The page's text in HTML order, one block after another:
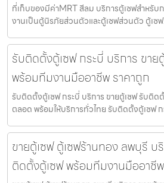
ที่เก็บของมีค่าMRT สีลม บริการตู้เซฟสำหรับก
งานเป็นตู้นิรภัยส่วนตัวและตู้เซฟส่วนตัว ตู้เซ
รับติดตั้งตู้เซฟ กระบี่ บริการ ขา
พร้อมทีมงานมืออาชีพ ราคาถูก
รับติดตั้งตู้เซฟ กระบี่ บริการ ขายตู้เซฟ รับติ
ตลอด พร้อมให้บริการทั่วไทย รับติดตั้งตู้เซฟ ก
ขายตู้เซฟ ตู้เซฟร้านทอง ลพบุรี บ
ติดตั้งตู้เซฟ พร้อมทีมงานมืออาชี